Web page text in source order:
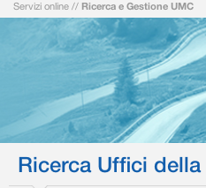
Servizi online // Ricerca e Gestione UMC
Ricerca Uffici